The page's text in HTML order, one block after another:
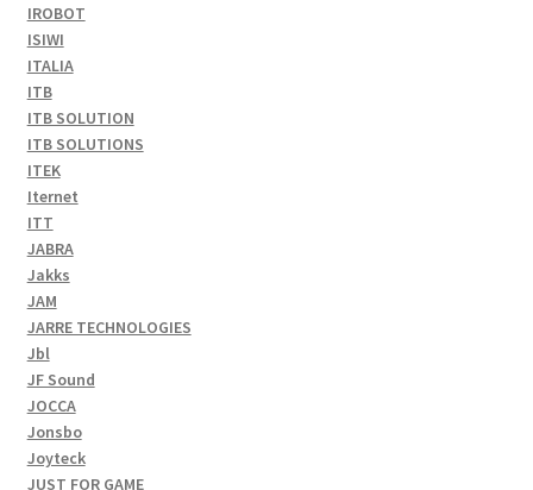
IROBOT
ISIWI
ITALIA
ITB
ITB SOLUTION
ITB SOLUTIONS
ITEK
Iternet
ITT
JABRA
Jakks
JAM
JARRE TECHNOLOGIES
Jbl
JF Sound
JOCCA
Jonsbo
Joyteck
JUST FOR GAME